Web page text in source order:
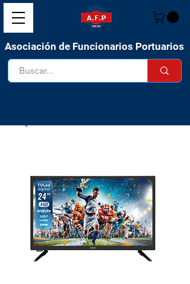
Asociación de Funcionarios Portuarios